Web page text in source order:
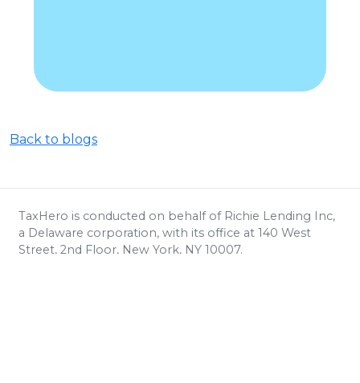
Back to blogs
TaxHero is conducted on behalf of Richie Lending Inc,
a Delaware corporation, with its office at 140 West
Street, 2nd Floor, New York, NY 10007.